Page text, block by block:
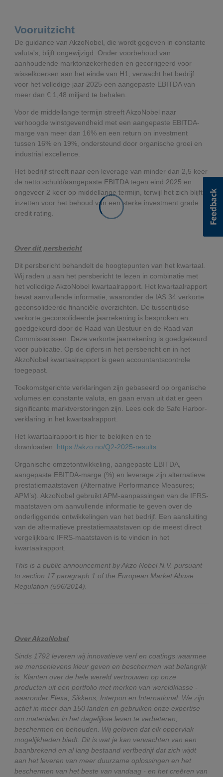
Δ% organisch
Δ%
Δ% organisch
Vooruitzicht
De guidance van AkzoNobel, die wordt gegeven in constante
valuta's, blijft ongewijzigd. Onder voorbehoud van
aanhoudende marktonzekerheden en gecorrigeerd voor
wisselkoersen aan het einde van H1, verwacht het bedrijf
voor het volledige jaar 2025 een aangepaste EBITDA van
meer dan € 1,48 miljard te behalen.
Voor de middellange termijn streeft AkzoNobel naar
verhoogde winstgevendheid met een aangepaste EBITDA-
marge van meer dan 16% en een return on investment
tussen 16% en 19%, ondersteund door organische groei en
industrial excellence.
Het bedrijf streeft naar een leverage van minder dan 2,5 keer
de netto schuld/aangepaste EBITDA tegen eind 2025 en
ongeveer 2 keer op middellange termijn, terwijl het zich blijft
inzetten voor het behoud van een sterke investment grade
credit rating.
Over dit persbericht
Dit persbericht behandelt de hoogtepunten van het kwartaal.
Wij raden u aan het persbericht te lezen in combinatie met
het volledige AkzoNobel kwartaalrapport. Het kwartaalrapport
bevat aanvullende informatie, waaronder de IAS 34 verkorte
geconsolideerde financiële overzichten. De tussentijdse
verkorte geconsolideerde jaarrekening is besproken en
goedgekeurd door de Raad van Bestuur en de Raad van
Commissarissen. Deze verkorte jaarrekening is goedgekeurd
voor publicatie. Op de cijfers in het persbericht en in het
AkzoNobel kwartaalrapport is geen accountantscontrole
toegepast.
Toekomstgerichte verklaringen zijn gebaseerd op organische
volumes en constante valuta, en gaan ervan uit dat er geen
significante marktverstoringen zijn. Lees ook de Safe Harbor-
verklaring in het kwartaalrapport.
Het kwartaalrapport is hier te bekijken en te
downloaden: https://akzo.no/Q2-2025-results
Organische omzetontwikkeling, aangepaste EBITDA,
aangepaste EBITDA-marge (%) en leverage zijn alternatieve
prestatiemaatstaven (Alternative Performance Measures;
APM’s). AkzoNobel gebruikt APM-aanpassingen van de IFRS-
maatstaven om aanvullende informatie te geven over de
onderliggende ontwikkelingen van het bedrijf. Een aansluiting
van de alternatieve prestatiemaatstaven op de meest direct
vergelijkbare IFRS-maatstaven is te vinden in het
kwartaalrapport.
This is a public announcement by Akzo Nobel N.V. pursuant
to section 17 paragraph 1 of the European Market Abuse
Regulation (596/2014).
Over AkzoNobel
Sinds 1792 leveren wij innovatieve verf en coatings waarmee
we mensenlevens kleur geven en beschermen wat belangrijk
is. Klanten over de hele wereld vertrouwen op onze
producten uit een portfolio met merken van wereldklasse -
waaronder Flexa, Sikkens, Interpon en International. We zijn
actief in meer dan 150 landen en gebruiken onze expertise
om materialen in het dagelijkse leven te verbeteren,
beschermen en behouden. Wij geloven dat elk oppervlak
mogelijkheden biedt. Dit is wat je kan verwachten van een
baanbrekend en al lang bestaand verfbedrijf dat zich wijdt
aan het leveren van meer duurzame oplossingen en het
beschermen van het beste van vandaag - en het creëren van